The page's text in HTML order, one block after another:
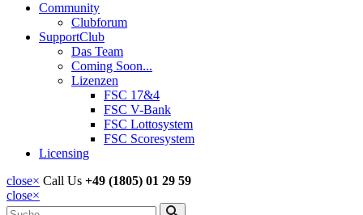
Community
Clubforum
SupportClub
Das Team
Coming Soon...
Lizenzen
FSC 17&4
FSC V-Bank
FSC Lottosystem
FSC Scoresystem
Licensing
close× Call Us +49 (1805) 01 29 59
close×